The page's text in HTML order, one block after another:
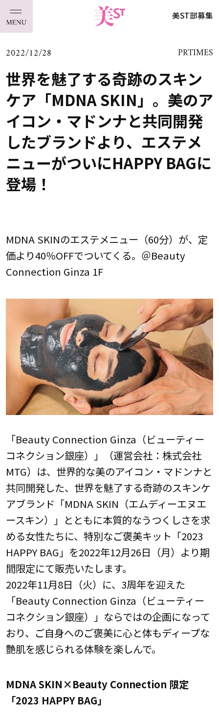
美ST部募集
2022/12/28 PRTIMES
世界を魅了する奇跡のスキン
ケア「MDNA SKIN」。美のア
イコン・マドンナと共同開発
したブランドより、エステメ
ニューがついにHAPPY BAGに
登場！
MDNA SKINのエステメニュー（60分）が、定
価より40％OFFでついてくる。＠Beauty
Connection Ginza 1F
「Beauty Connection Ginza（ビューティー
コネクション銀座）」（運営会社：株式会社
MTG）は、世界的な美のアイコン・マドンナと
共同開発した、世界を魅了する奇跡のスキンケ
アブランド「MDNA SKIN（エムディーエヌエ
ースキン）」とともに本質的なうつくしさを求
める女性たちに、特別なご褒美キット「2023
HAPPY BAG」を2022年12月26日（月）より期
間限定にて販売いたします。
2022年11月8日（火）に、3周年を迎えた
「Beauty Connection Ginza（ビューティー
コネクション銀座）」ならではの企画になって
おり、ご自身へのご褒美に心と体もディープな
艶肌を感じられる体験を楽しんで。
MDNA SKIN×Beauty Connection 限定
「2023 HAPPY BAG」